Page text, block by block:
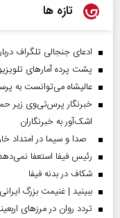
تازه ها
ادعای جنجالی تلگراف
پشت پرده آمارهای
عالیشاه می‌توانست به
خبرنگار پرس‌تی‌وی زیر
اشک‌آور به خبرنگاران
صدا و سیما در امتداد
رئیس فیفا استعفا نمی‌دهد
شکاف در بدنه فیفا
ببینید | غنیمت بزرگ
تردد روان در مرزهای